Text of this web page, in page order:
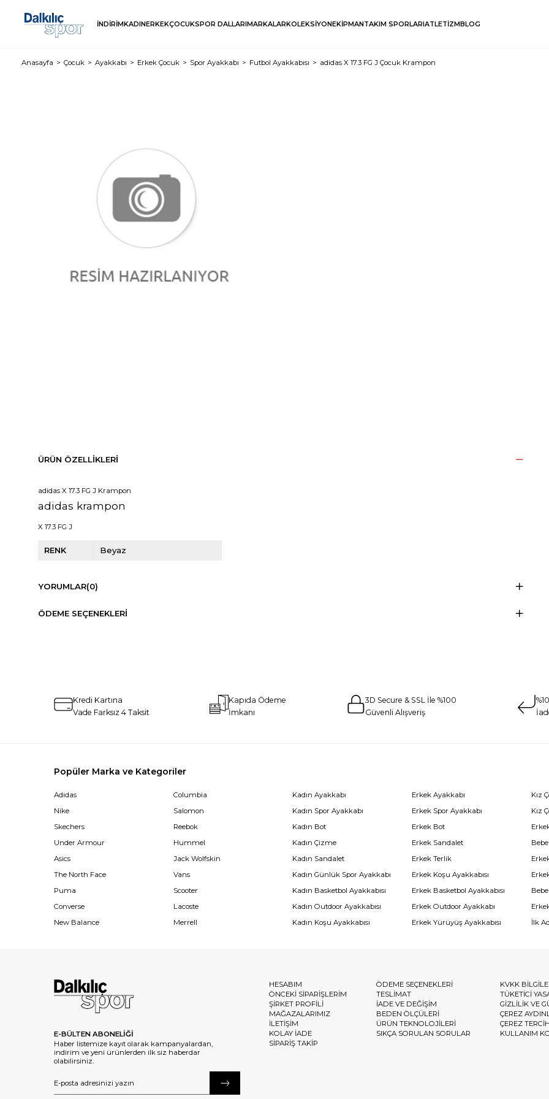
İNDİRİMKADINERKEKÇOCUKSPOR DALLARIMARKALARKOLEKSİYONEKİPMANTAKIM SPORLARIATLETİZMBLOG
Anasayfa Çocuk Ayakkabı Erkek Çocuk Spor Ayakkabı Futbol Ayakkabısı adidas X 17.3 FG J Çocuk Krampon
ÜRÜN ÖZELLIKLERI
adidas X 17.3 FG J Krampon
adidas krampon
X 17.3 FG J
RENK Beyaz
YORUMLAR(0)
ÖDEME SEÇENEKLERI
Kredi Kartına
Vade Farksız 4 Taksit
Kapıda Ödeme
İmkanı
3D Secure & SSL İle %100
Güvenli Alışveriş
Popüler Marka ve Kategoriler
Adidas
Nike
Skechers
Under Armour
Asics
The North Face
Puma
Converse
New Balance
Columbia
Salomon
Reebok
Hummel
Jack Wolfskin
Vans
Scooter
Lacoste
Merrell
Kadın Ayakkabı
Kadın Spor Ayakkabı
Kadın Bot
Kadın Çizme
Kadın Sandalet
Kadın Günlük Spor Ayakkabı
Kadın Basketbol Ayakkabısı
Kadın Outdoor Ayakkabısı
Kadın Koşu Ayakkabısı
Erkek Ayakkabı
Erkek Spor Ayakkabı
Erkek Bot
Erkek Sandalet
Erkek Terlik
Erkek Koşu Ayakkabısı
Erkek Basketbol Ayakkabısı
Erkek Outdoor Ayakkabı
Erkek Yürüyüş Ayakkabısı
Kız
Kız
İlk
E-BÜLTEN ABONELİĞİ
Haber listemize kayıt olarak kampanyalardan,
indirim ve yeni ürünlerden ilk siz haberdar
olabilirsiniz.
HESABIM
ÖNCEKİ SİPARİŞLERİM
ŞİRKET PROFİLİ
MAĞAZALARIMIZ
İLETİŞİM
KOLAY İADE
SİPARİŞ TAKİP
ÖDEME SEÇENEKLERİ
TESLİMAT
İADE VE DEĞİŞİM
BEDEN ÖLÇÜLERİ
ÜRÜN TEKNOLOJİLERİ
SIKÇA SORULAN SORULAR
KVKK
TÜKETİCİ
GİZLİLİK VE
ÇEREZ
ÇEREZ
KULLANIM